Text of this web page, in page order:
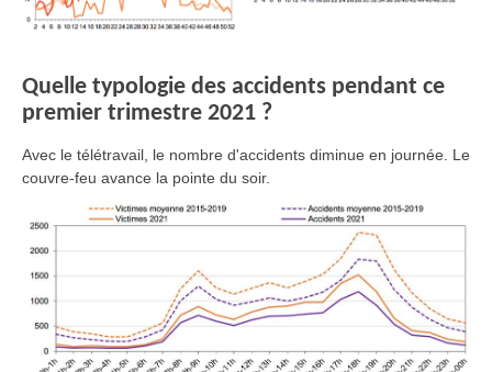
Quelle typologie des accidents pendant ce
premier trimestre 2021 ?
Avec le télétravail, le nombre d'accidents diminue en journée. Le
couvre-feu avance la pointe du soir.